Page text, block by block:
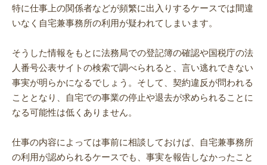
特に仕事上の関係者などが頻繁に出入りするケースでは間違
いなく自宅兼事務所の利用が疑われてしまいます。
そうした情報をもとに法務局での登記簿の確認や国税庁の法
人番号公表サイトの検索で調べられると、言い逃れできない
事実が明らかになるでしょう。そして、契約違反が問われる
こととなり、自宅での事業の停止や退去が求められることに
なる可能性は低くありません。
仕事の内容によっては事前に相談しておけば、自宅兼事務所
の利用が認められるケースでも、事実を報告しなかったこと